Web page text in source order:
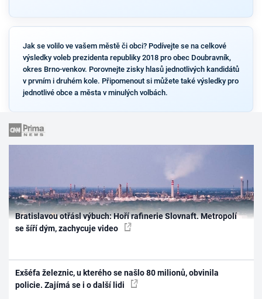
Jak se volilo ve vašem městě či obci? Podívejte se na celkové
výsledky voleb prezidenta republiky 2018 pro obec Doubravník,
okres Brno-venkov. Porovnejte zisky hlasů jednotlivých kandidátů
v prvním i druhém kole. Připomenout si můžete také výsledky pro
jednotlivé obce a města v minulých volbách.
Bratislavou otřásl výbuch: Hoří rafinerie Slovnaft. Metropolí
se šíří dým, zachycuje video
Exšéfa železnic, u kterého se našlo 80 milionů, obvinila
policie. Zajímá se i o další lidi